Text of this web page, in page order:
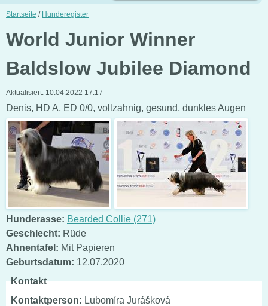
Startseite / Hunderegister
World Junior Winner
Baldslow Jubilee Diamond
Aktualisiert: 10.04.2022 17:17
Denis, HD A, ED 0/0, vollzahnig, gesund, dunkles Augen
Hunderasse: Bearded Collie (271)
Geschlecht: Rüde
Ahnentafel: Mit Papieren
Geburtsdatum: 12.07.2020
Kontakt
Kontaktperson: Lubomíra Jurášková